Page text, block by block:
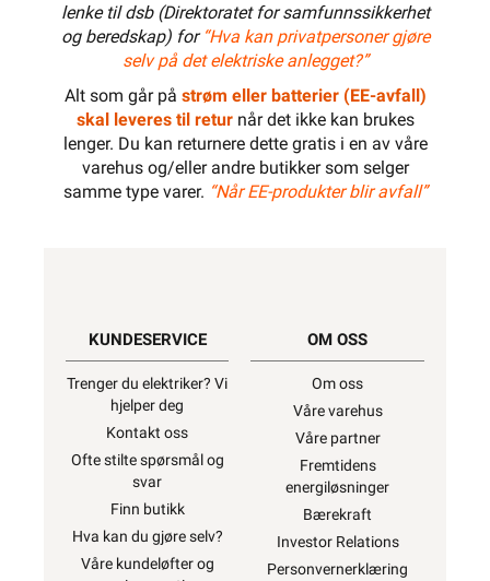
lenke til dsb (Direktoratet for samfunnssikkerhet
og beredskap) for “Hva kan privatpersoner gjøre
selv på det elektriske anlegget?”
Alt som går på strøm eller batterier (EE-avfall)
skal leveres til returnår det ikke kan brukes
lenger. Du kan returnere dette gratis i en av våre
varehus og/eller andre butikker som selger
samme type varer. “Når EE-produkter blir avfall”
KUNDESERVICE
Trenger du elektriker? Vi
hjelper deg
Kontakt oss
Ofte stilte spørsmål og
svar
Finn butikk
Hva kan du gjøre selv?
Våre kundeløfter og
OM OSS
Om oss
Våre varehus
Våre partner
Fremtidens
energiløsninger
Bærekraft
Investor Relations
Personvernerklæring